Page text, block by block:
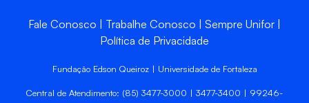
Fale Conosco Trabalhe Conosco
Sempre Unifor
Política de Privacidade
Fundação Edson Queiroz | Universidade de Fortaleza
Central de Atendimento: (85) 3477-3000 | 3477-3400 | 99246-